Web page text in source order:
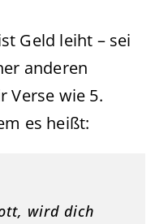
Geld leiht – sei
anderen
Verse wie 5.
es heißt:
wird dich